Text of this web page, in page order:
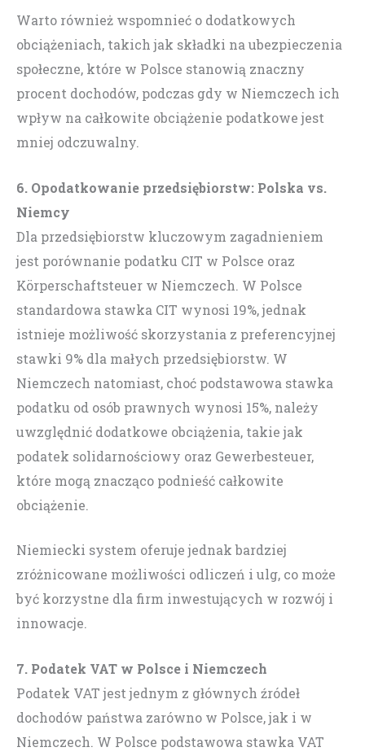
Warto również wspomnieć o dodatkowych
obciążeniach, takich jak składki na ubezpieczenia
społeczne, które w Polsce stanowią znaczny
procent dochodów, podczas gdy w Niemczech ich
wpływ na całkowite obciążenie podatkowe jest
mniej odczuwalny.
6. Opodatkowanie przedsiębiorstw: Polska vs.
Niemcy
Dla przedsiębiorstw kluczowym zagadnieniem
jest porównanie podatku CIT w Polsce oraz
Körperschaftsteuer w Niemczech. W Polsce
standardowa stawka CIT wynosi 19%, jednak
istnieje możliwość skorzystania z preferencyjnej
stawki 9% dla małych przedsiębiorstw. W
Niemczech natomiast, choć podstawowa stawka
podatku od osób prawnych wynosi 15%, należy
uwzględnić dodatkowe obciążenia, takie jak
podatek solidarnościowy oraz Gewerbesteuer,
które mogą znacząco podnieść całkowite
obciążenie.
Niemiecki system oferuje jednak bardziej
zróżnicowane możliwości odliczeń i ulg, co może
być korzystne dla firm inwestujących w rozwój i
innowacje.
7. Podatek VAT w Polsce i Niemczech
Podatek VAT jest jednym z głównych źródeł
dochodów państwa zarówno w Polsce, jak i w
Niemczech. W Polsce podstawowa stawka VAT